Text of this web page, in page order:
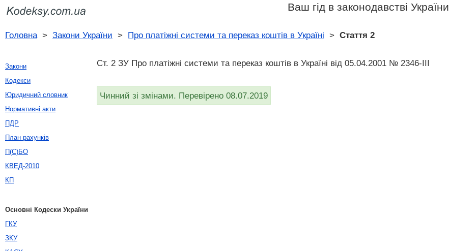
Ваш гід в законодавстві України
Головна> Закони України > Про платіжні системи та переказ коштів в Україні > Стаття 2
Ст. 2 ЗУ Про платіжні системи та переказ коштів в Україні від 05.04.2001 № 2346-III
Чинний зі змінами. Перевірено 08.07.2019
Закони
Кодекси
Юридичний словник
Нормативні акти
ПДР
План рахунків
П(С)БО
КВЕД-2010
КП
Основні Кодески України
ГКУ
ЗКУ